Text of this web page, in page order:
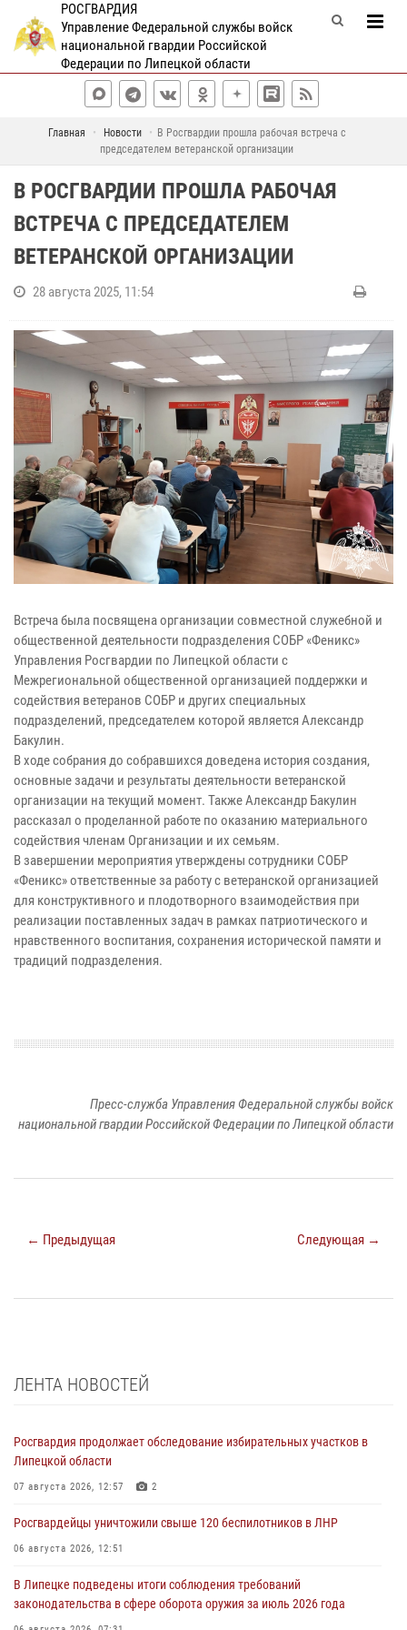
РОСГВАРДИЯ
Управление Федеральной службы войск
национальной гвардии Российской
Федерации по Липецкой области
Главная Новости
В Росгвардии прошла рабочая встреча с
председателем ветеранской организации
В РОСГВАРДИИ ПРОШЛА РАБОЧАЯ
ВСТРЕЧА С ПРЕДСЕДАТЕЛЕМ
ВЕТЕРАНСКОЙ ОРГАНИЗАЦИИ
28 августа 2025, 11:54
Встреча была посвящена организации совместной служебной и
общественной деятельности подразделения СОБР «Феникс»
Управления Росгвардии по Липецкой области с
Межрегиональной общественной организацией поддержки и
содействия ветеранов СОБР и других специальных
подразделений, председателем которой является Александр
Бакулин.
В ходе собрания до собравшихся доведена история создания,
основные задачи и результаты деятельности ветеранской
организации на текущий момент. Также Александр Бакулин
рассказал о проделанной работе по оказанию материального
содействия членам Организации и их семьям.
В завершении мероприятия утверждены сотрудники СОБР
«Феникс» ответственные за работу с ветеранской организацией
для конструктивного и плодотворного взаимодействия при
реализации поставленных задач в рамках патриотического и
нравственного воспитания, сохранения исторической памяти и
традиций подразделения.
Пресс-служба Управления Федеральной службы войск
национальной гвардии Российской Федерации по Липецкой области
← Предыдущая Следующая →
ЛЕНТА НОВОСТЕЙ
Росгвардия продолжает обследование избирательных участков в
Липецкой области
07 августа 2026, 12:57 2
Росгвардейцы уничтожили свыше 120 беспилотников в ЛНР
06 августа 2026, 12:51
В Липецке подведены итоги соблюдения требований
законодательства в сфере оборота оружия за июль 2026 года